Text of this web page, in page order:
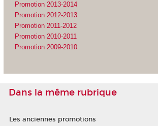
Promotion 2013-2014
Promotion 2012-2013
Promotion 2011-2012
Promotion 2010-2011
Promotion 2009-2010
Dans la même rubrique
Les anciennes promotions